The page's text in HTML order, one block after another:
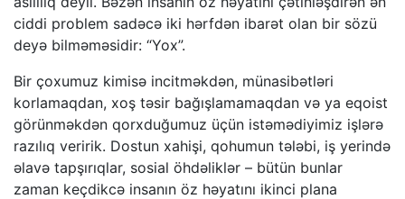
ciddi problem sadəcə iki hərfdən ibarət olan bir sözü
deyə bilməməsidir: “Yox”.
Bir çoxumuz kimisə incitməkdən, münasibətləri
korlamaqdan, xoş təsir bağışlamamaqdan və ya eqoist
görünməkdən qorxduğumuz üçün istəmədiyimiz işlərə
razılıq veririk. Dostun xahişi, qohumun tələbi, iş yerində
əlavə tapşırıqlar, sosial öhdəliklər – bütün bunlar
zaman keçdikcə insanın öz həyatını ikinci plana